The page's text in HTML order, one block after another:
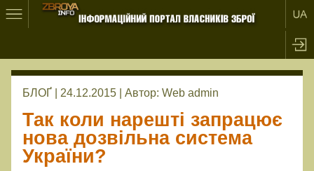
БЛОҐ | 24.12.2015 | Автор: Web admin
Так коли нарешті запрацює
нова дозвільна система
України?